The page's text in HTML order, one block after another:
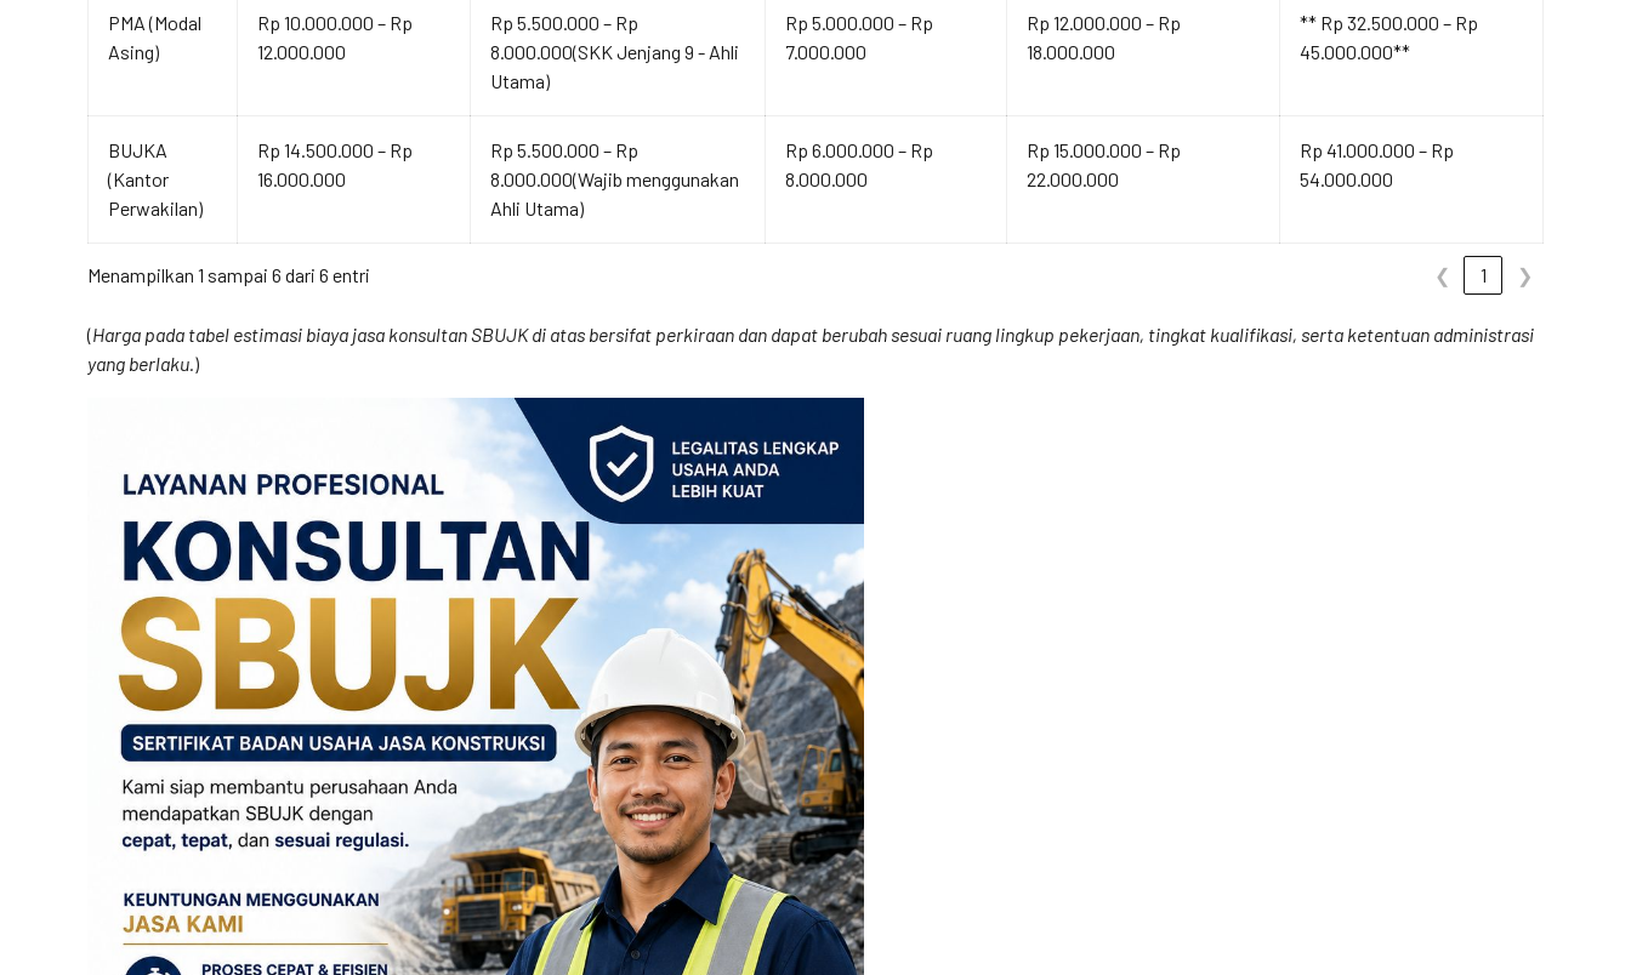
PMA (Modal
Asing)
Rp 10.000.000 – Rp
12.000.000
Rp 5.500.000 – Rp
8.000.000(SKK Jenjang 9 - Ahli
Utama)
Rp 5.000.000 – Rp
7.000.000
Rp 12.000.000 – Rp
18.000.000
** Rp 32.500.000 – Rp
45.000.000**
BUJKA
(Kantor
Perwakilan)
Rp 14.500.000 – Rp
16.000.000
Rp 5.500.000 – Rp
8.000.000(Wajib menggunakan
Ahli Utama)
Rp 6.000.000 – Rp
8.000.000
Rp 15.000.000 – Rp
22.000.000
Rp 41.000.000 – Rp
54.000.000
Menampilkan 1 sampai 6 dari 6 entri ❮ 1 ❯
(Harga pada tabel estimasi biaya jasa konsultan SBUJK di atas bersifat perkiraan dan dapat berubah sesuai ruang lingkup pekerjaan, tingkat kualifikasi, serta ketentuan administrasi
yang berlaku.)